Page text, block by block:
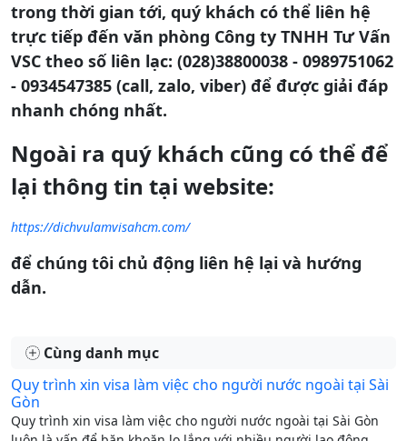
trong thời gian tới, quý khách có thể liên hệ
trực tiếp đến văn phòng Công ty TNHH Tư Vấn
VSC theo số liên lạc: (028)38800038 - 0989751062
- 0934547385 (call, zalo, viber) để được giải đáp
nhanh chóng nhất.
Ngoài ra quý khách cũng có thể để
lại thông tin tại website:
https://dichvulamvisahcm.com/
để chúng tôi chủ động liên hệ lại và hướng
dẫn.
Cùng danh mục
Quy trình xin visa làm việc cho người nước ngoài tại Sài
Gòn
Quy trình xin visa làm việc cho người nước ngoài tại Sài Gòn